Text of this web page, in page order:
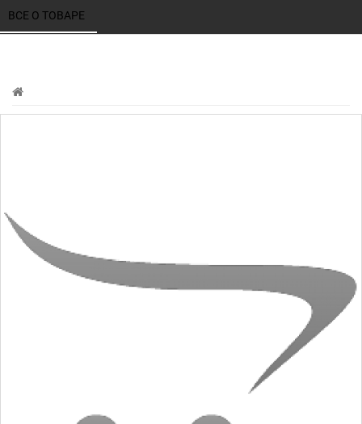
ВСЕ О ТОВАРЕ